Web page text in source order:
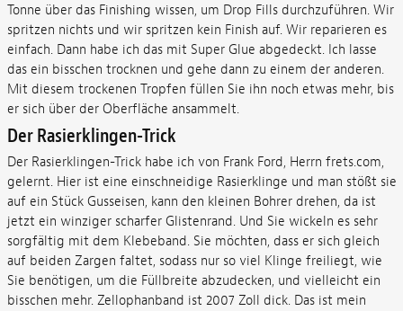
Tonne über das Finishing wissen, um Drop Fills durchzuführen. Wir
spritzen nichts und wir spritzen kein Finish auf. Wir reparieren es
einfach. Dann habe ich das mit Super Glue abgedeckt. Ich lasse
das ein bisschen trocknen und gehe dann zu einem der anderen.
Mit diesem trockenen Tropfen füllen Sie ihn noch etwas mehr, bis
er sich über der Oberfläche ansammelt.
Der Rasierklingen-Trick
Der Rasierklingen-Trick habe ich von Frank Ford, Herrn frets.com,
gelernt. Hier ist eine einschneidige Rasierklinge und man stößt sie
auf ein Stück Gusseisen, kann den kleinen Bohrer drehen, da ist
jetzt ein winziger scharfer Glistenrand. Und Sie wickeln es sehr
sorgfältig mit dem Klebeband. Sie möchten, dass er sich gleich
auf beiden Zargen faltet, sodass nur so viel Klinge freiliegt, wie
Sie benötigen, um die Füllbreite abzudecken, und vielleicht ein
bisschen mehr. Zellophanband ist 2007 Zoll dick. Das ist mein